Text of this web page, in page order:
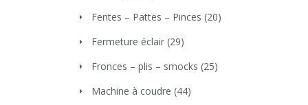
Fentes – Pattes – Pinces (20)
Fermeture éclair (29)
Fronces – plis – smocks (25)
Machine à coudre (44)